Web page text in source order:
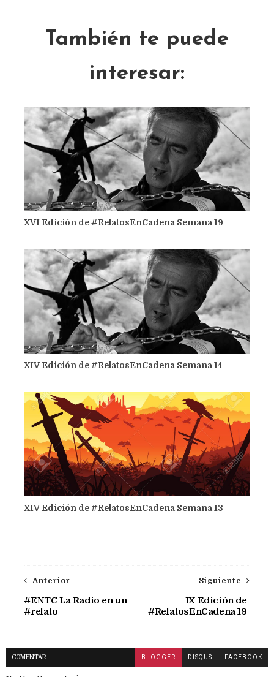
También te puede
interesar:
XVI Edición de #RelatosEnCadena Semana 19
XIV Edición de #RelatosEnCadena Semana 14
XIV Edición de #RelatosEnCadena Semana 13
Siguiente
IX Edición de
#RelatosEnCadena 19
Anterior
#ENTC La Radio en un
#relato
COMENTAR BLOGGER DISQUS FACEBOOK